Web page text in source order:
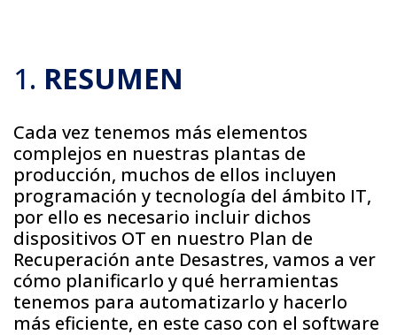
1. RESUMEN
Cada vez tenemos más elementos
complejos en nuestras plantas de
producción, muchos de ellos incluyen
programación y tecnología del ámbito IT,
por ello es necesario incluir dichos
dispositivos OT en nuestro Plan de
Recuperación ante Desastres, vamos a ver
cómo planificarlo y qué herramientas
tenemos para automatizarlo y hacerlo
más eficiente, en este caso con el software